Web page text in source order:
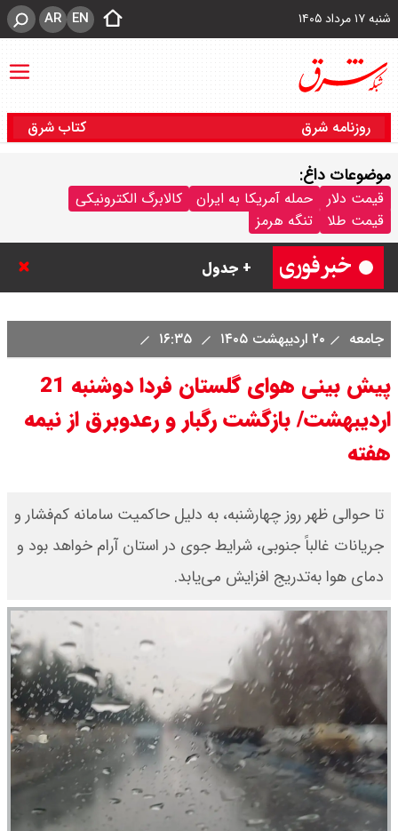
شنبه ۱۷ مرداد ۱۴۰۵ EN
AR
روزنامه شرق کتاب شرق
موضوعات داغ:
قیمت دلار حمله آمریکا به ایران
کالابرگ الکترونیکی
قیمت طلا
تنگه هرمز
قیمت محصولات ایران خودرو امروز
+ جدول
آغاز شد / خرید کوییک با پیش
پرداخت ۵۰۰ میلیون تومان + لینک
شاخص بورس امروز شنبه ۱۷ مرداد
قیمت سکه امامی امروز شنبه ۱۷ مرداد
۱۴۰۵ اعلام شد/ صعود قیمت سکه
نفت صعودی شد + جدول
جامعه ۲۰ اردیبهشت ۱۴۰۵
پیش بینی هوای گلستان فردا دوشنبه 21
اردیبهشت/ بازگشت رگبار و رعدوبرق از نیمه
هفته
تا حوالی ظهر روز چهارشنبه، به دلیل حاکمیت سامانه کم‌فشار و
جریانات غالباً جنوبی، شرایط جوی در استان آرام خواهد بود و
دمای هوا به‌تدریج افزایش می‌یابد.